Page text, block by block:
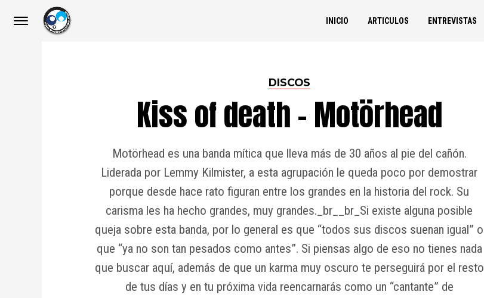
INICIO ARTICULOS ENTREVISTAS
DISCOS
Kiss of death – Motörhead
Motörhead es una banda mítica que lleva más de 30 años al pie del cañón.
Liderada por Lemmy Kilmister, a esta agrupación le queda poco por demostrar
porque desde hace rato figuran entre los grandes en la historia del rock. Su
carisma les ha hecho grandes, muy grandes._br__br_Si existe alguna posible
queja sobre esta banda, por lo general es que “todos sus discos suenan igual” o
que “ya no son tan pesados como antes”. Si piensas algo de eso no tienes nada
que buscar aquí, además de que un karma muy oscuro te perseguirá por el resto
de tus días y en tu próxima vida reencarnarás como un “cantante” de